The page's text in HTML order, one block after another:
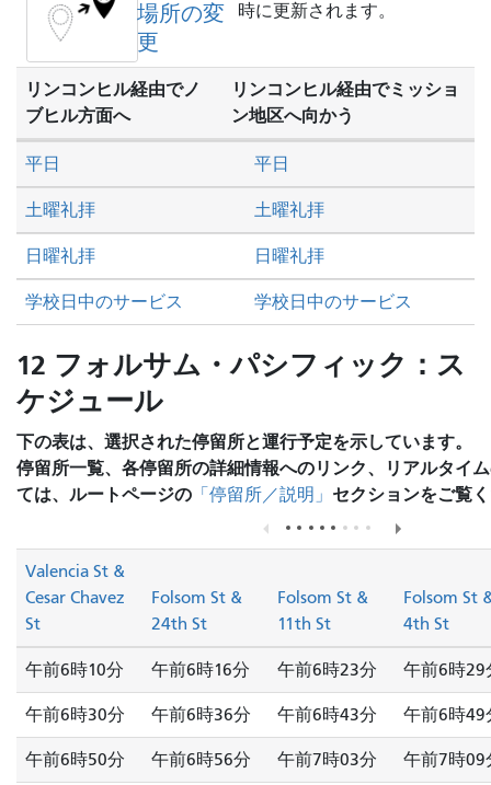
場所の変
更
時に更新されます。
リンコンヒル経由でノ
ブヒル方面へ
リンコンヒル経由でミッショ
ン地区へ向かう
土曜礼拝 土曜礼拝
日曜礼拝 日曜礼拝
平日 平日
学校日中のサービス 学校日中のサービス
12 フォルサム・パシフィック：ス
ケジュール
下の表は、選択された停留所と運行予定を示しています。
停留所一覧、各停留所の詳細情報へのリンク、リアルタイ
ては、ルートページの 「停留所／説明」 セクションをご覧
Valencia St &
Cesar Chavez
St
Folsom St &
24th St
Folsom St &
11th St
Folsom St
4th St
午前6時10分 午前6時16分 午前6時23分 午前6時29
午前6時30分 午前6時36分 午前6時43分 午前6時49
午前6時50分 午前6時56分 午前7時03分 午前7時09